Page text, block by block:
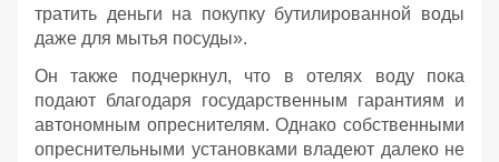
тратить деньги на покупку бутилированной воды
даже для мытья посуды».
Он также подчеркнул, что в отелях воду пока
подают благодаря государственным гарантиям и
автономным опреснителям. Однако собственными
опреснительными установками владеют далеко не